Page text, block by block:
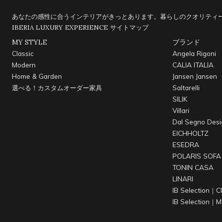
あなたの感性に合うインテリアがきっとあります。暮らしのクオリティ
IBERIA LUXURY EXPERIENCE サイトマップ
MY STYLE
Classic
Modern
Home & Garden
選べる！カスタムオーダー家具
ブランド
Angela Rigoni
CALIA ITALIA
Jansen Jansen
Saltarelli
SILIK
Villari
Dal Segno
EICHHOLTZ
ESEDRA
POLARIS
TONIN CASA
LINARI
IB Selection｜
IB Selection｜